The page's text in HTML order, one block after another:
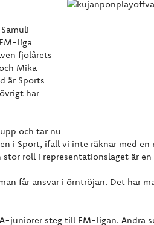
liga
fjolårets
Mika
är Sports
har
och tar nu
i Sport, ifall vi inte räknar med
roll i representationslaget är
får ansvar i örntröjan. Det har
juniorer steg till FM-ligan. Andra